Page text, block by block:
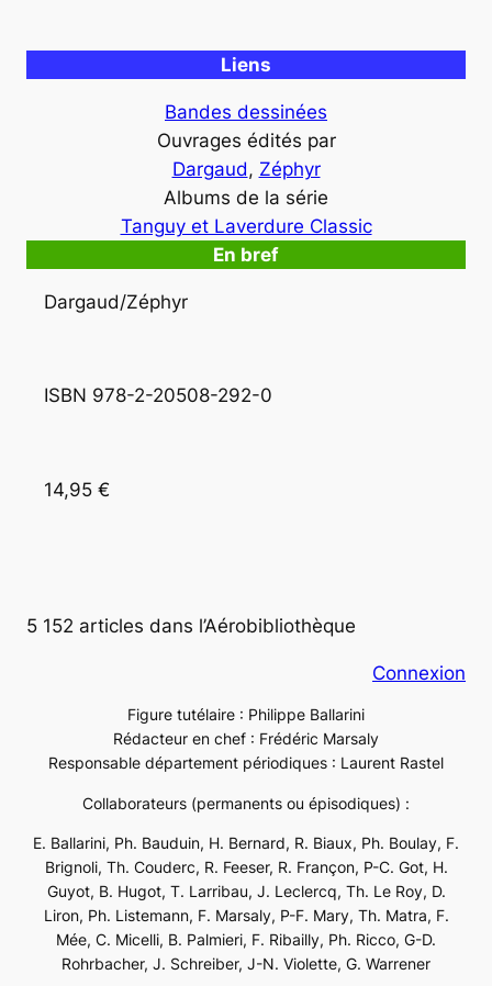
Liens
Bandes dessinées
Ouvrages édités par
Dargaud, Zéphyr
Albums de la série
Tanguy et Laverdure Classic
En bref
Dargaud/Zéphyr
ISBN 978-2-20508-292-0
14,95 €
5 152 articles dans l’Aérobibliothèque
Connexion
Figure tutélaire : Philippe Ballarini
Rédacteur en chef : Frédéric Marsaly
Responsable département périodiques : Laurent Rastel
Collaborateurs (permanents ou épisodiques) :
E. Ballarini, Ph. Bauduin, H. Bernard, R. Biaux, Ph. Boulay, F.
Brignoli, Th. Couderc, R. Feeser, R. Françon, P-C. Got, H.
Guyot, B. Hugot, T. Larribau, J. Leclercq, Th. Le Roy, D.
Liron, Ph. Listemann, F. Marsaly, P-F. Mary, Th. Matra, F.
Mée, C. Micelli, B. Palmieri, F. Ribailly, Ph. Ricco, G-D.
Rohrbacher, J. Schreiber, J-N. Violette, G. Warrener